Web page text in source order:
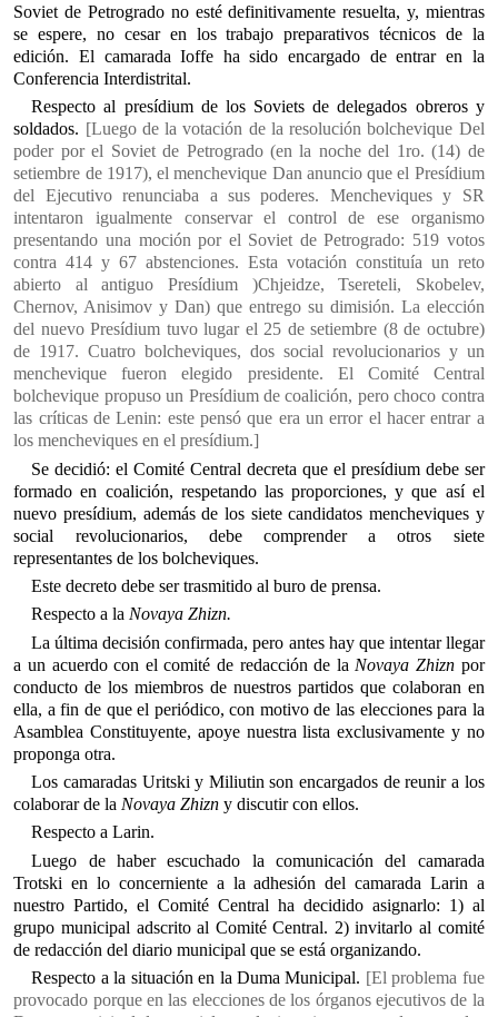
Soviet de Petrogrado no esté definitivamente resuelta, y, mientras
se espere, no cesar en los trabajo preparativos técnicos de la
edición. El camarada Ioffe ha sido encargado de entrar en la
Conferencia Interdistrital.
Respecto al presídium de los Soviets de delegados obreros y
soldados. [Luego de la votación de la resolución bolchevique Del
poder por el Soviet de Petrogrado (en la noche del 1ro. (14) de
setiembre de 1917), el menchevique Dan anuncio que el Presídium
del Ejecutivo renunciaba a sus poderes. Mencheviques y SR
intentaron igualmente conservar el control de ese organismo
presentando una moción por el Soviet de Petrogrado: 519 votos
contra 414 y 67 abstenciones. Esta votación constituía un reto
abierto al antiguo Presídium )Chjeidze, Tsereteli, Skobelev,
Chernov, Anisimov y Dan) que entrego su dimisión. La elección
del nuevo Presídium tuvo lugar el 25 de setiembre (8 de octubre)
de 1917. Cuatro bolcheviques, dos social revolucionarios y un
menchevique fueron elegido presidente. El Comité Central
bolchevique propuso un Presídium de coalición, pero choco contra
las críticas de Lenin: este pensó que era un error el hacer entrar a
los mencheviques en el presídium.]
Se decidió: el Comité Central decreta que el presídium debe ser
formado en coalición, respetando las proporciones, y que así el
nuevo presídium, además de los siete candidatos mencheviques y
social revolucionarios, debe comprender a otros siete
representantes de los bolcheviques.
Este decreto debe ser trasmitido al buro de prensa.
Respecto a la Novaya Zhizn.
La última decisión confirmada, pero antes hay que intentar llegar
a un acuerdo con el comité de redacción de la Novaya Zhizn por
conducto de los miembros de nuestros partidos que colaboran en
ella, a fin de que el periódico, con motivo de las elecciones para la
Asamblea Constituyente, apoye nuestra lista exclusivamente y no
proponga otra.
Los camaradas Uritski y Miliutin son encargados de reunir a los
colaborar de la Novaya Zhizn y discutir con ellos.
Respecto a Larin.
Luego de haber escuchado la comunicación del camarada
Trotski en lo concerniente a la adhesión del camarada Larin a
nuestro Partido, el Comité Central ha decidido asignarlo: 1) al
grupo municipal adscrito al Comité Central. 2) invitarlo al comité
de redacción del diario municipal que se está organizando.
Respecto a la situación en la Duma Municipal. [El problema fue
provocado porque en las elecciones de los órganos ejecutivos de la